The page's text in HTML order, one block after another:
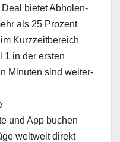
Deal bietet Abholen­
als 25 Prozent
Kurzzeit­bere­ich
1 in der ersten
Minuten sind weit­er­
und App buchen
weltweit direkt